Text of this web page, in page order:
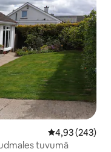
Vidējais
4,93 (243)
tuvumā